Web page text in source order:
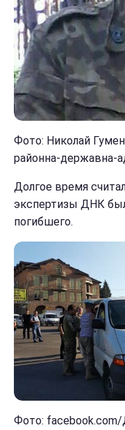
Фото: Николай
районна-державна-
Долгое время
экспертизы ДНК
погибшего.
Фото: